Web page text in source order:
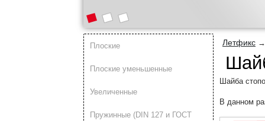
Плоские
Плоские уменьшенные
Увеличенные
Пружинные (DIN 127 и ГОСТ
Летфикс
Шайба
В данном